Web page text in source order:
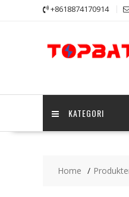
+8618874170914
KATEGORI
Home